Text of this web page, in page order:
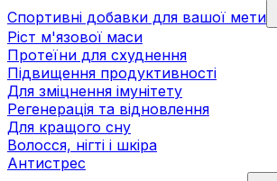
Спортивні добавки для вашої мети
Ріст м'язової маси
Протеїни для схуднення
Підвищення продуктивності
Для зміцнення імунітету
Регенерація та відновлення
Для кращого сну
Волосся, нігті і шкіра
Антистрес